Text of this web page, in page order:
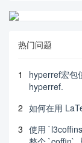
热门问题
1
hyperref宏包
hyperref.
2 如何在用
3 使用